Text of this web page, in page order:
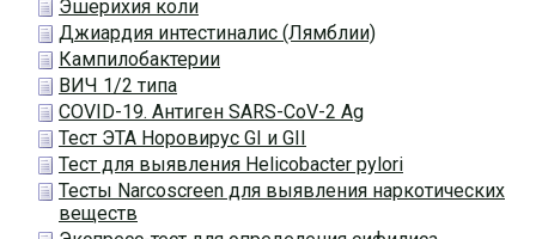
Эшерихия коли
Джиардия интестиналис (Лямблии)
Кампилобактерии
ВИЧ 1/2 типа
COVID-19. Антиген SARS-CoV-2 Ag
Тест ЭТА Норовирус GI и GII
Тест для выявления Helicobacter pylori
Тесты Narcoscreen для выявления наркотических
веществ